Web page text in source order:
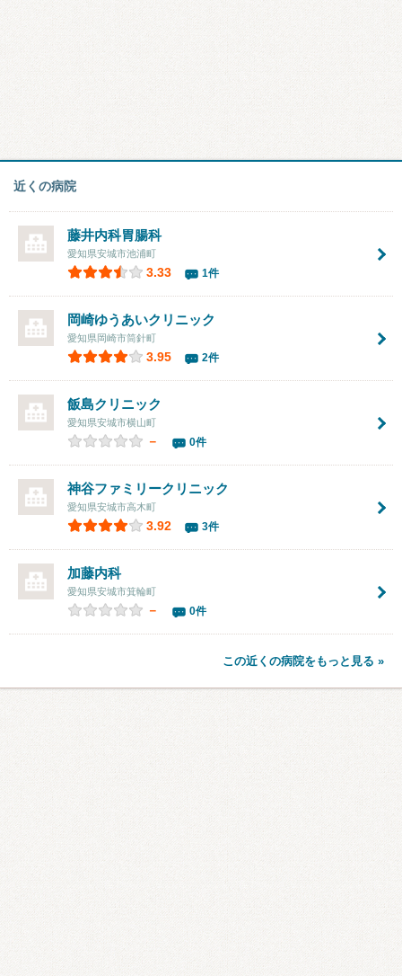
近くの病院
藤井内科胃腸科
愛知県安城市池浦町
3.33 1件
岡崎ゆうあいクリニック
愛知県岡崎市筒針町
3.95 2件
飯島クリニック
愛知県安城市横山町
－ 0件
神谷ファミリークリニック
愛知県安城市高木町
3.92 3件
加藤内科
愛知県安城市箕輪町
－ 0件
この近くの病院をもっと見る »